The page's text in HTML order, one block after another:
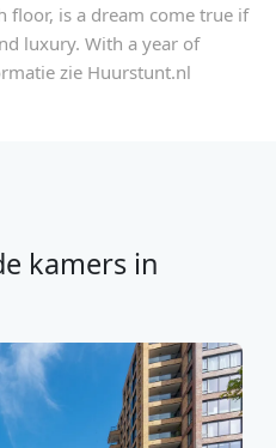
floor, is a dream come true if
luxury. With a year of
zie Huurstunt.nl
kamers in